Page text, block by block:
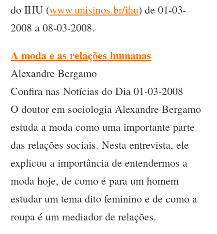
do IHU (www.unisinos.br/ihu) de 01-03-
2008 a 08-03-2008.
A moda e as relações humanas
Alexandre Bergamo
Confira nas Notícias do Dia 01-03-2008
O doutor em sociologia Alexandre Bergamo
estuda a moda como uma importante parte
das relações sociais. Nesta entrevista, ele
explicou a importância de entendermos a
moda hoje, de como é para um homem
estudar um tema dito feminino e de como a
roupa é um mediador de relações.